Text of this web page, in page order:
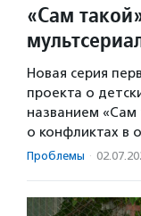
«Сам
Новая серия
проекта о
названием «Сам
о конфликтах в
Проблемы ·